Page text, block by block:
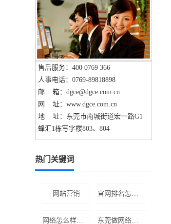
售后服务：400 0769 366
人事电话：0769-89818898
邮 箱：dgce@dgce.com.cn
网 址：www.dgce.com.cn
地 址：东莞市南城街道宏一路G1
蜂汇1栋写字楼803、804
热门关键词
网站营销